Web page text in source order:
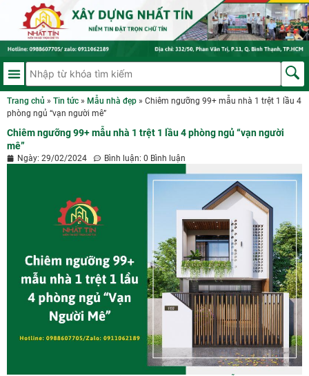
Trang chủ » Tin tức » Mẫu nhà đẹp » Chiêm ngưỡng 99+ mẫu nhà 1 trệt 1 lầu 4
phòng ngủ “vạn người mê”
Chiêm ngưỡng 99+ mẫu nhà 1 trệt 1 lầu 4 phòng ngủ “vạn người
mê”
Ngày: 29/02/2024 Bình luận: 0 Bình luận